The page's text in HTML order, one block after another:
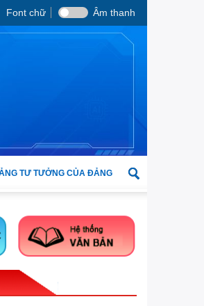
Font chữ Âm thanh
TƯ TƯỞNG CỦA ĐẢNG